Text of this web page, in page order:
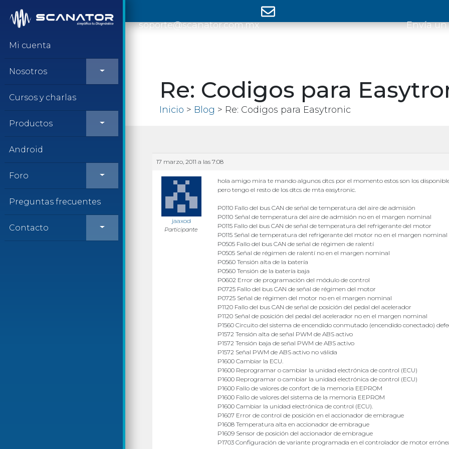
soporte@scanator.com.mx Envía un
Saltar al contenido
Mi cuenta
Nosotros
Cursos y charlas
Productos
Android
Foro
Preguntas frecuentes
Contacto
Re: Codigos para
Inicio > Blog > Re: Codigos para Easytronic
17 marzo, 2011 a las 7:08
jaaxod
Participante
hola amigo mira te mando algunos dtcs por el momento estos son los
pero tengo el resto de los dtcs de mta easytronic.
P0110 Fallo del bus CAN de señal de temperatura del aire de admisión
P0110 Señal de temperatura del aire de admisión no en el margen nominal
P0115 Fallo del bus CAN de señal de temperatura del refrigerante del motor
P0115 Señal de temperatura del refrigerante del motor no en el margen nominal
P0505 Fallo del bus CAN de señal de régimen de ralentí
P0505 Señal de régimen de ralentí no en el margen nominal
P0560 Tensión alta de la batería
P0560 Tensión de la batería baja
P0602 Error de programación del módulo de control
P0725 Fallo del bus CAN de señal de régimen del motor
P0725 Señal de régimen del motor no en el margen nominal
P1120 Fallo del bus CAN de señal de posición del pedal del acelerador
P1120 Señal de posición del pedal del acelerador no en el margen nominal
P1560 Circuito del sistema de encendido conmutado (encendido conectado)
P1572 Tensión alta de señal PWM de ABS activo
P1572 Tensión baja de señal PWM de ABS activo
P1572 Señal PWM de ABS activo no válida
P1600 Cambiar la ECU.
P1600 Reprogramar o cambiar la unidad electrónica de control (ECU)
P1600 Reprogramar o cambiar la unidad electrónica de control (ECU)
P1600 Fallo de valores de confort de la memoria EEPROM
P1600 Fallo de valores del sistema de la memoria EEPROM
P1600 Cambiar la unidad electrónica de control (ECU).
P1607 Error de control de posición en el accionador de embrague
P1608 Temperatura alta en accionador de embrague
P1609 Sensor de posición del accionador de embrague
P1703 Configuración de variante programada en el controlador de motor